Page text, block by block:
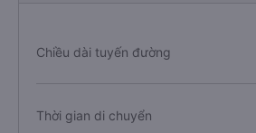
Chiều dài tuyến đường
Thời gian di chuyển